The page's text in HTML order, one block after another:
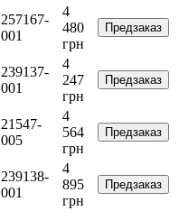
257167-
001
4
480
грн
Предзаказ
239137-
001
4
247
грн
Предзаказ
21547-
005
4
564
грн
Предзаказ
239138-
001
4
895
грн
Предзаказ